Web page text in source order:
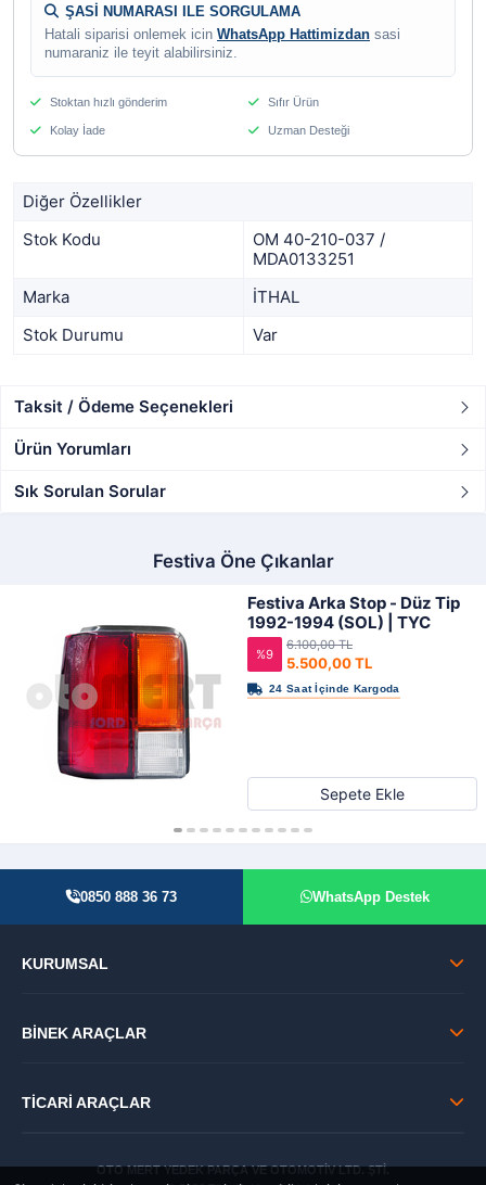
ŞASİ NUMARASI ILE SORGULAMA
Hatali siparisi onlemek icin WhatsApp Hattimizdan sasi
numaraniz ile teyit alabilirsiniz.
Stoktan hızlı gönderim Sıfır Ürün
Kolay İade Uzman Desteği
Diğer Özellikler
Stok Kodu
OM 40-210-037 /
MDA0133251
Marka
İTHAL
Stok Durumu
Var
Taksit / Ödeme Seçenekleri
Ürün Yorumları
Sık Sorulan Sorular
Festiva Öne Çıkanlar
Festiva Arka Stop - Düz Tip
1992-1994 (SOL) | TYC
%9 5.500,00 TL
6.100,00 TL
Sepete Ekle
0850 888 36 73 WhatsApp Destek
KURUMSAL
BİNEK ARAÇLAR
TİCARİ ARAÇLAR
OTO MERT YEDEK PARÇA VE OTOMOTİV LTD. ŞTİ.